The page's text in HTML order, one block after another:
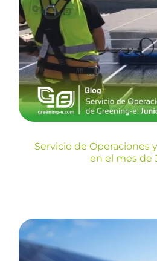
Servicio de
Mantenimiento
Junio
Blog
Servicio de
en el mes de